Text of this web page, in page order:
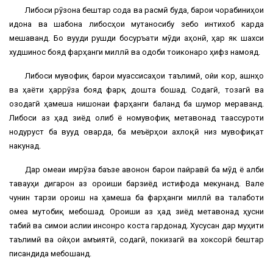
Либоси рӯзона бештар сода ва расмӣ буда, барои чорабиниҳои
идона ва шабона либосҳои мутаносибу зебо интихоб карда
мешаванд. Бо вуҷуди рушди босуръати мӯди ҷаҳонӣ, ҳар як шахси
худшинос бояд фарҳанги миллӣ ва одоби тоҷиконаро ҳифз намояд.
Либоси мувофиқ барои муассисаҳои таълимӣ, ҷойи кор, ҷашнҳо
ва ҳаёти ҳаррӯза бояд фарқ дошта бошад. Содагӣ, тозагӣ ва
озодагӣ ҳамеша нишонаи фарҳанги баланд ба шумор мераванд.
Либоси аз ҳад зиёд ҷолиб ё номувофиқ метавонад таассуроти
нодуруст ба вуҷуд оварда, ба меъёрҳои ахлоқӣ низ мувофиқат
накунад.
Дар ҷомеаи имрӯза баъзе ҷавонон барои пайравӣ ба мӯд ё ҷалби
таваҷҷуҳи дигарон аз ороиши барзиёд истифода мекунанд. Вале
чунин тарзи ороиш на ҳамеша ба фарҳанги миллӣ ва талаботи
ҷомеа мутобиқ мебошад. Ороиши аз ҳад зиёд метавонад ҳусни
табиӣ ва симои аслии инсонро коста гардонад. Хусусан дар муҳити
таълимӣ ва ҷойҳои ҷамъиятӣ, содагӣ, покизагӣ ва хоксорӣ бештар
писандида мебошанд.